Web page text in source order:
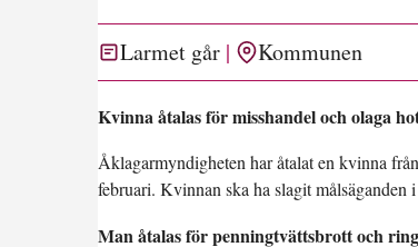
Larmet går Kommunen
Kvinna åtalas för misshandel och olaga
Åklagarmyndigheten har åtalat en kvinna
februari. Kvinnan ska ha slagit målsäganden
Man åtalas för penningtvättsbrott och